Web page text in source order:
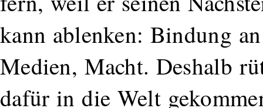
kann ablenken: Bindung
Medien, Macht. Deshalb
dafür in die Welt